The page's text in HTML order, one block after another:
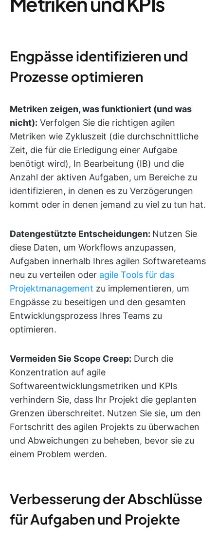
Engpässe identifizieren und
Prozesse optimieren
Metriken zeigen, was funktioniert (und was
nicht): Verfolgen Sie die richtigen agilen
Metriken wie Zykluszeit (die durchschnittliche
Zeit, die für die Erledigung einer Aufgabe
benötigt wird), In Bearbeitung (IB) und die
Anzahl der aktiven Aufgaben, um Bereiche zu
identifizieren, in denen es zu Verzögerungen
kommt oder in denen jemand zu viel zu tun hat.
Datengestützte Entscheidungen: Nutzen Sie
diese Daten, um Workflows anzupassen,
Aufgaben innerhalb Ihres agilen Softwareteams
neu zu verteilen oder agile Tools für das
Projektmanagement zu implementieren, um
Engpässe zu beseitigen und den gesamten
Entwicklungsprozess Ihres Teams zu
optimieren.
Vermeiden Sie Scope Creep: Durch die
Konzentration auf agile
Softwareentwicklungsmetriken und KPIs
verhindern Sie, dass Ihr Projekt die geplanten
Grenzen überschreitet. Nutzen Sie sie, um den
Fortschritt des agilen Projekts zu überwachen
und Abweichungen zu beheben, bevor sie zu
einem Problem werden.
Verbesserung der Abschlüsse
für Aufgaben und Projekte